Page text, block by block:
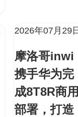
2026年07月29
摩洛哥inwi
携手华为完
成8T8R商
部署，打造